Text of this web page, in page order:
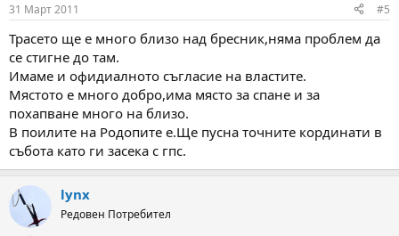
31 Март 2011 #5
Трасето ще е много близо над бресник,няма проблем да
се стигне до там.
Имаме и офидиалното съгласие на властите.
Мястото е много добро,има място за спане и за
похапване много на близо.
В поилите на Родопите е.Ще пусна точните кординати в
събота като ги засека с гпс.
lynx
Редовен Потребител